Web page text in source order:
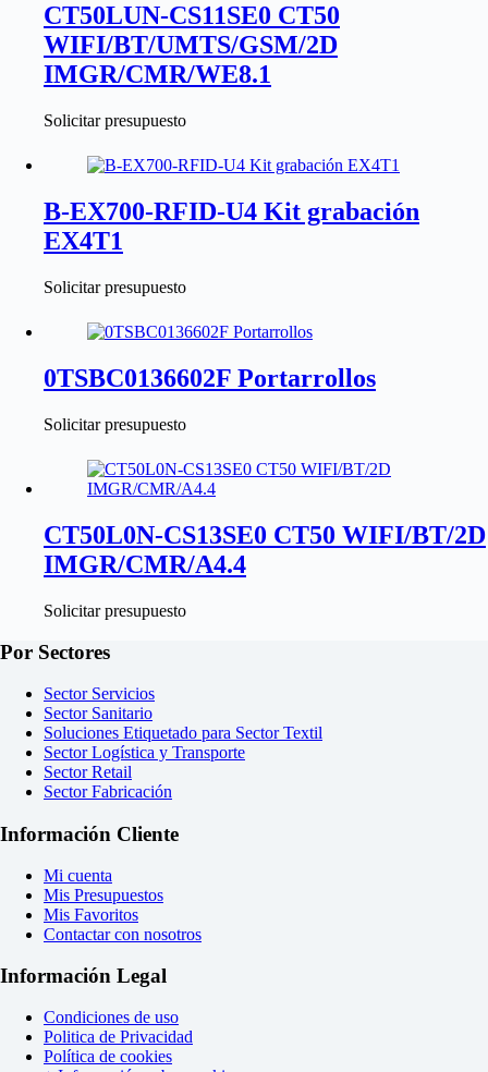
CT50LUN-CS11SE0 CT50
WIFI/BT/UMTS/GSM/2D
IMGR/CMR/WE8.1
Solicitar presupuesto
B-EX700-RFID-U4 Kit grabación
EX4T1
Solicitar presupuesto
0TSBC0136602F Portarrollos
Solicitar presupuesto
CT50L0N-CS13SE0 CT50 WIFI/BT/2D
IMGR/CMR/A4.4
Solicitar presupuesto
Por Sectores
Sector Servicios
Sector Sanitario
Soluciones Etiquetado para Sector Textil
Sector Logística y Transporte
Sector Retail
Sector Fabricación
Información Cliente
Mi cuenta
Mis Presupuestos
Mis Favoritos
Contactar con nosotros
Información Legal
Condiciones de uso
Politica de Privacidad
Política de cookies